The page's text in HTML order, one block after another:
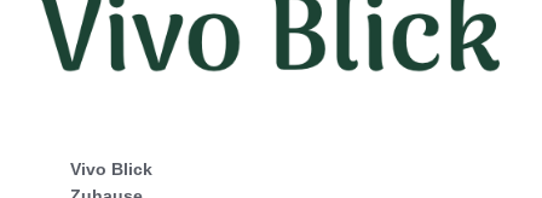
Vivo Blick